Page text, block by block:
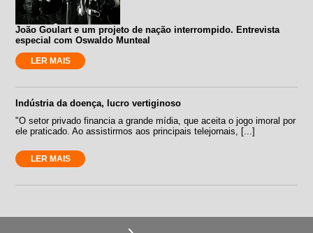
João Goulart e um projeto de nação interrompido. Entrevista
especial com Oswaldo Munteal
LER MAIS
Indústria da doença, lucro vertiginoso
"O setor privado financia a grande mídia, que aceita o jogo imoral por
ele praticado. Ao assistirmos aos principais telejornais, [...]
LER MAIS